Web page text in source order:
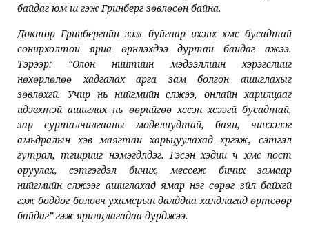
байдаг юм шүү гэж Гринберг зөвлөсөн байна.
Доктор Гринбергийн үзэж буйгаар ихэнх хүмүүс бусадтай
сонирхолтой яриа өрнүүлэхдээ дуртай байдаг ажээ.
Тэрээр: “Олон нийтийн мэдээллийн хэрэгслийг
нөхөрлөлөө хадгалах арга зам болгон ашиглахыг
зөвлөхгүй. Учир нь нийгмийн сүлжээ, онлайн харилцааг
идэвхтэй ашиглах нь өөрийгөө хүссэн хүсээгүй бусадтай,
зар сурталчилгааны моделиудтай, баян, чинээлэг
амьдралын хэв маягтай харьцуулахад хүргэж, сэтгэл
гутрал, түгшүүрийг нэмэгдүүлдэг. Гэсэн хэдий ч хүмүүс пост
оруулах, сэтгэгдэл бичих, мессеж бичих замаар
нийгмийн сүлжээг ашиглахад ямар нэг сөрөг зүйл байхгүй
гэж боддог боловч ухамсрын далддаа халдлагад өртсөөр
байдаг” гэж ярилцлагадаа дурджээ.